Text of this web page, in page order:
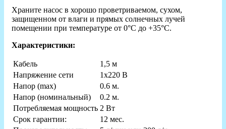
Храните насос в хорошо проветриваемом, сухом,
защищенном от влаги и прямых солнечных лучей
помещении при температуре от 0°С до +35°С.
Характеристики:
Кабель
1,5 м
Напряжение сети
1х220 В
Напор (max)
0.6 м.
Напор (номинальный)
0.2 м.
Потребляемая мощность 2 Вт
Срок гарантии:
12 мес.